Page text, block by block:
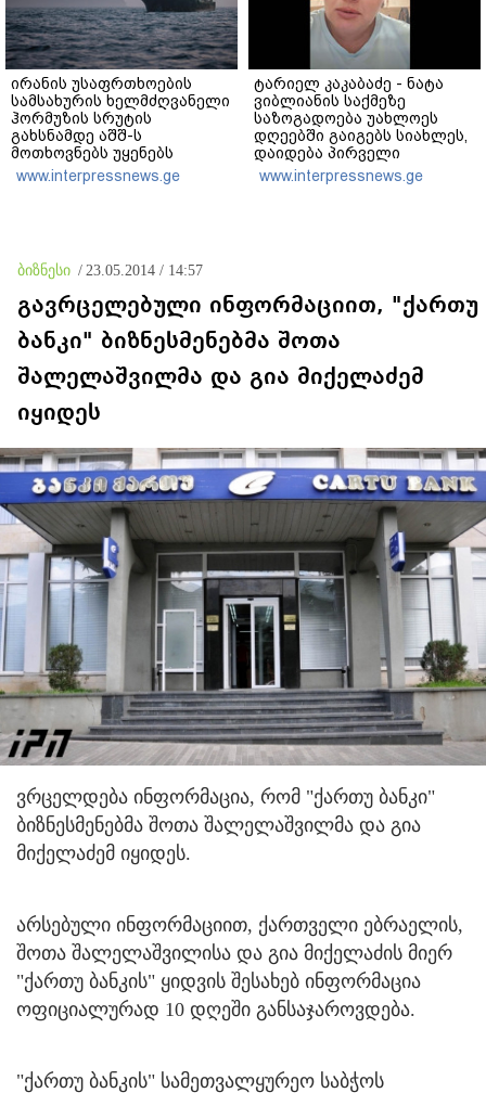
ირანის უსაფრთხოების
სამსახურის ხელმძღვანელი
ჰორმუზის სრუტის
გახსნამდე აშშ-ს
მოთხოვნებს უყენებს
www.interpressnews.ge
ტარიელ კაკაბაძე - ნატა
ვიბლიანის საქმეზე
საზოგადოება უახლოეს
დღეებში გაიგებს სიახლეს,
დაიდება პირველი
მნიშვნელოვანი შედეგი და
ოფიციალურად ცნობენ
www.interpressnews.ge
ბიზნესი / 23.05.2014 / 14:57
გავრცელებული ინფორმაციით, "ქართუ
ბანკი" ბიზნესმენებმა შოთა
შალელაშვილმა და გია მიქელაძემ
იყიდეს
ვრცელდება ინფორმაცია, რომ "ქართუ ბანკი"
ბიზნესმენებმა შოთა შალელაშვილმა და გია
მიქელაძემ იყიდეს.
არსებული ინფორმაციით, ქართველი ებრაელის,
შოთა შალელაშვილისა და გია მიქელაძის მიერ
"ქართუ ბანკის" ყიდვის შესახებ ინფორმაცია
ოფიციალურად 10 დღეში განსაჯაროვდება.
"ქართუ ბანკის" სამეთვალყურეო საბჭოს